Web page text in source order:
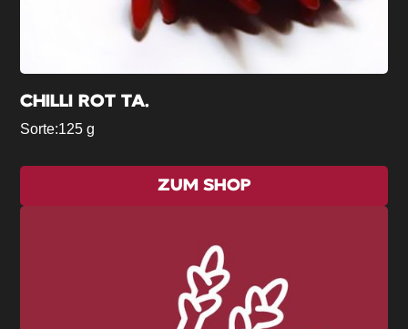
CHILLI ROT TA.
Sorte:125 g
ZUM SHOP